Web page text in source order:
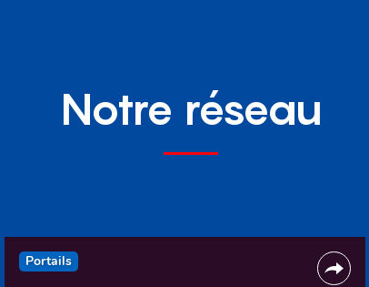
Notre réseau
Portails